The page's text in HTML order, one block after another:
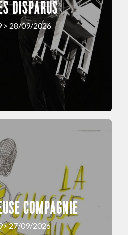
DISPARUS
> 28/09/2026
COMPAGNIE
27/09/2026